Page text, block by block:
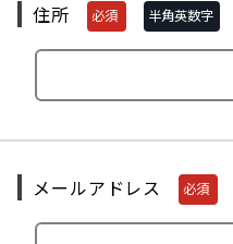
住所 必須 半角英数字
メールアドレス 必須